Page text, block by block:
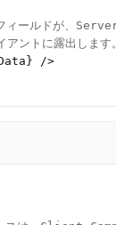
ィールドが、
ントに露出します。
/>